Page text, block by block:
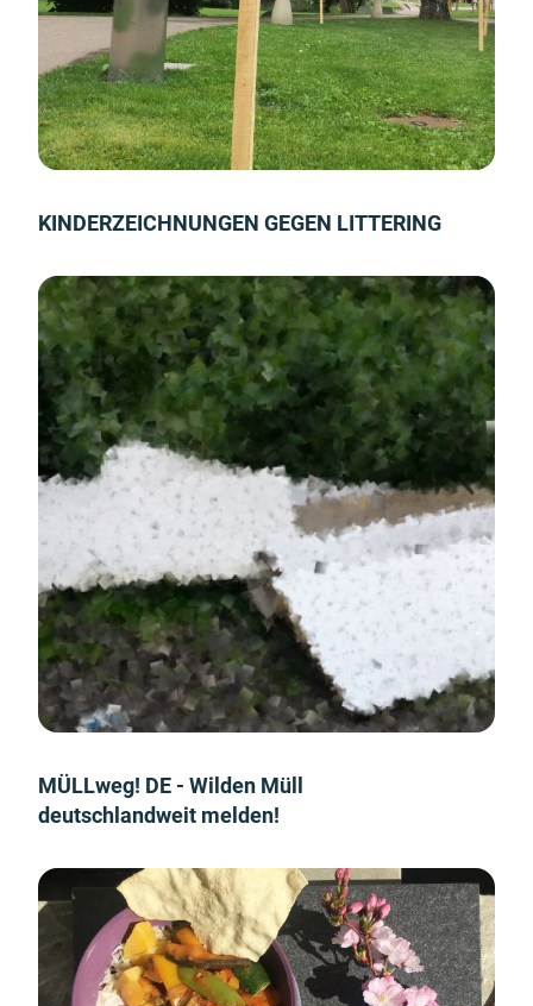
KINDERZEICHNUNGEN GEGEN LITTERING
MÜLLweg! DE - Wilden Müll
deutschlandweit melden!